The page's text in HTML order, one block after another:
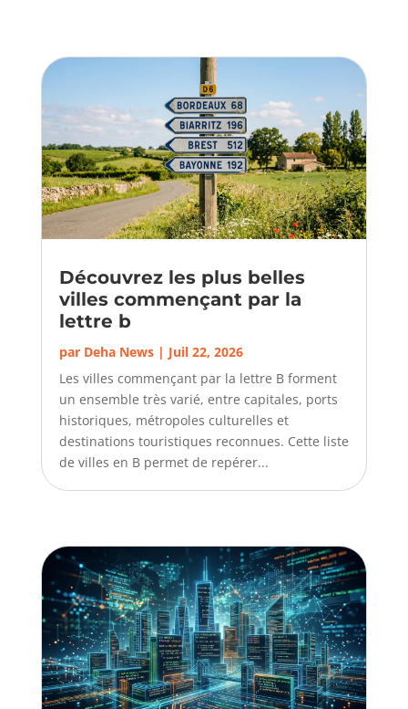
Découvrez les plus belles
villes commençant par la
lettre b
par Deha News| Juil 22, 2026
Les villes commençant par la lettre B forment
un ensemble très varié, entre capitales, ports
historiques, métropoles culturelles et
destinations touristiques reconnues. Cette liste
de villes en B permet de repérer...